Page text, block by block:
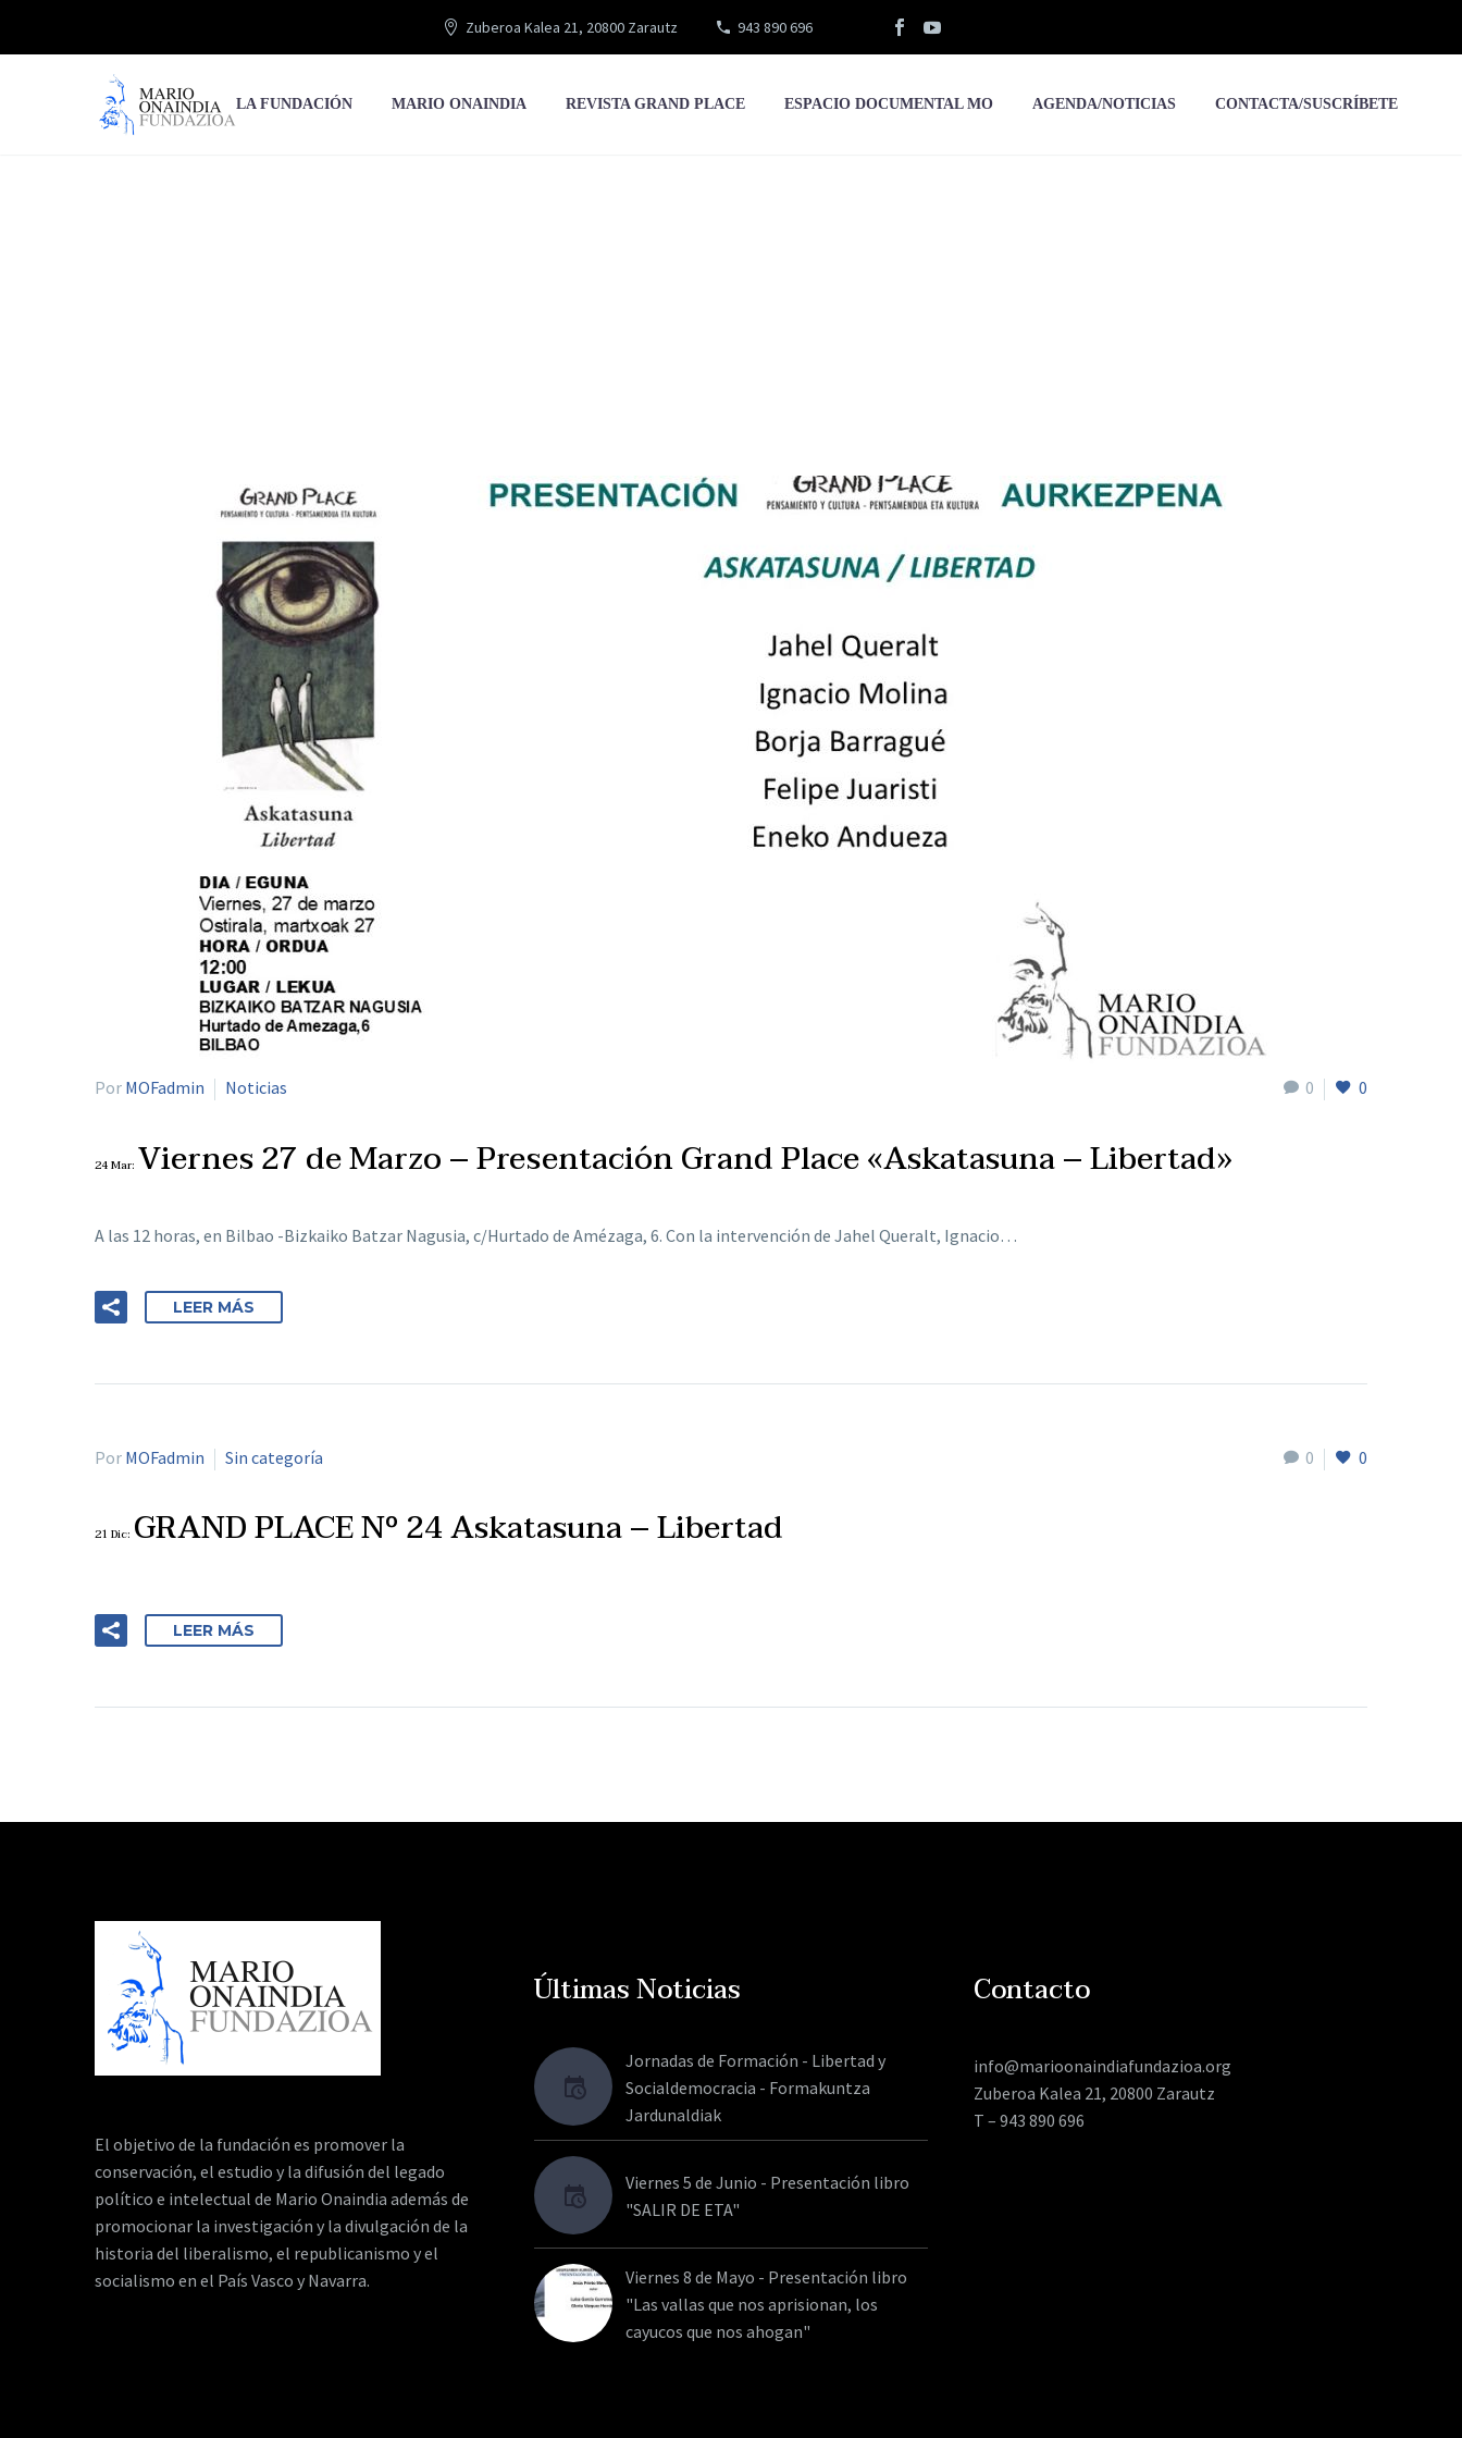
Zuberoa Kalea 21, 20800 Zarautz 943 890 696
LA FUNDACIÓN MARIO ONAINDIA REVISTA GRAND PLACE ESPACIO DOCUMENTAL MO AGENDA/NOTICIAS CONTACTA/SUSCRÍBETE
0 0
Por MOFadmin Noticias
24 Mar: Viernes 27 de Marzo – Presentación Grand Place «Askatasuna – Libertad»
A las 12 horas, en Bilbao -Bizkaiko Batzar Nagusia, c/Hurtado de Amézaga, 6. Con la intervención de Jahel Queralt, Ignacio…
LEER MÁS
0 0
Por MOFadmin Sin categoría
21 Dic: GRAND PLACE Nº 24 Askatasuna – Libertad
LEER MÁS
El objetivo de la fundación es promover la
conservación, el estudio y la difusión del legado
político e intelectual de Mario Onaindia además de
promocionar la investigación y la divulgación de la
historia del liberalismo, el republicanismo y el
socialismo en el País Vasco y Navarra.
Últimas Noticias
Jornadas de Formación - Libertad y
Socialdemocracia - Formakuntza
Jardunaldiak
Viernes 5 de Junio - Presentación libro
"SALIR DE ETA"
Viernes 8 de Mayo - Presentación libro
"Las vallas que nos aprisionan, los
cayucos que nos ahogan"
Contacto
info@marioonaindiafundazioa.org
Zuberoa Kalea 21, 20800 Zarautz
T – 943 890 696